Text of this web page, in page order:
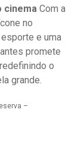
cinema Com a
no
e uma
promete
o
grande.
–